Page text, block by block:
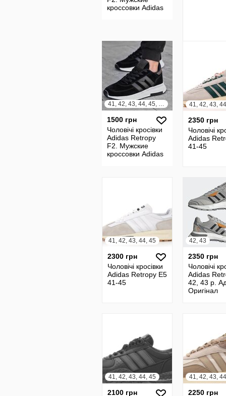
кроссовки Adidas
41, 42, 43, 44, 45, 46
1500 грн
Чоловічі кросівки
Adidas Retropy
F2. Мужские
кроссовки Adidas
41, 42, 43,
2350 грн
Чоловічі
Adidas
41-45
41, 42, 43, 44, 45
2300 грн
Чоловічі кросівки
Adidas Retropy E5
41-45
42, 43
2350 грн
Чоловічі
Adidas
42, 43 р.
Оригінал
41, 42, 43, 44, 45
2100 грн
41, 42, 43,
2250 грн